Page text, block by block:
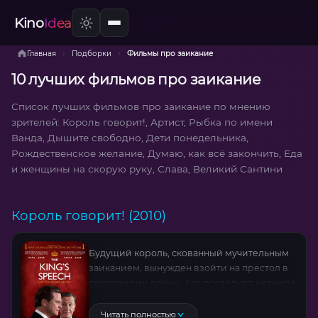
KinoIdea
Главная › Подборки › Фильмы про заикание
10 лучших фильмов про заикание
Список лучших фильмов про заикание по мнению
зрителей: Король говорит!, Артист, Рыбка по имени
Ванда, Дышите свободно, Дети понедельника,
Рождественское желание, Думаю, как всё закончить, Еда
и женщины на скорую руку, Слава, Великий Сантини
Король говорит! (2010)
Будущий король, скованный мучительным
заиканием, вынужден взойти на престол в
радикальными методами: скороговорки
Читать полностью